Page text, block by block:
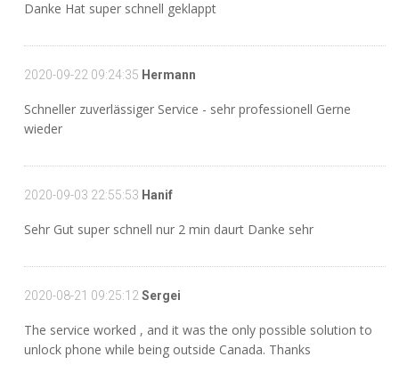
Danke Hat super schnell geklappt
2020-09-22 09:24:35 Hermann
Schneller zuverlässiger Service - sehr professionell Gerne
wieder
2020-09-03 22:55:53 Hanif
Sehr Gut super schnell nur 2 min daurt Danke sehr
2020-08-21 09:25:12 Sergei
The service worked , and it was the only possible solution to
unlock phone while being outside Canada. Thanks